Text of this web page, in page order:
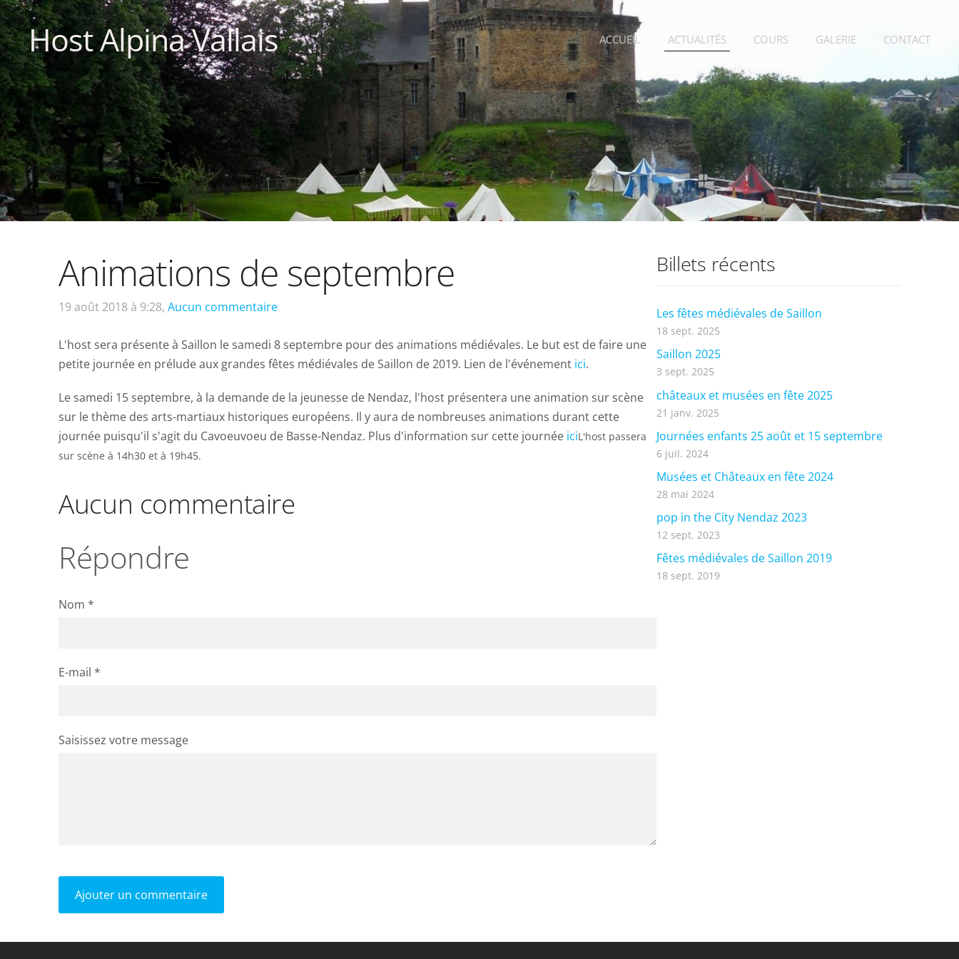
Host Alpina Vallais ACCUEIL ACTUALITÉS COURS GALERIE CONTACT
Billets récents
Les fêtes médiévales de Saillon
18 sept. 2025
Saillon 2025
3 sept. 2025
châteaux et musées en fête 2025
21 janv. 2025
Journées enfants 25 août et 15 septembre
6 juil. 2024
Musées et Châteaux en fête 2024
28 mai 2024
pop in the City Nendaz 2023
12 sept. 2023
Fêtes médiévales de Saillon 2019
18 sept. 2019
Animations de septembre
19 août 2018 à 9:28, Aucun commentaire
L'host sera présente à Saillon le samedi 8 septembre pour des animations médiévales. Le but est de faire une
petite journée en prélude aux grandes fêtes médiévales de Saillon de 2019. Lien de l'événement ici.
Le samedi 15 septembre, à la demande de la jeunesse de Nendaz, l'host présentera une animation sur scène
sur le thème des arts-martiaux historiques européens. Il y aura de nombreuses animations durant cette
journée puisqu'il s'agit du Cavoeuvoeu de Basse-Nendaz. Plus d'information sur cette journée iciL'host passera
sur scène à 14h30 et à 19h45.
Aucun commentaire
Répondre
Nom *
E-mail *
Saisissez votre message